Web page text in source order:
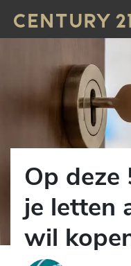
Op deze
je letten
wil